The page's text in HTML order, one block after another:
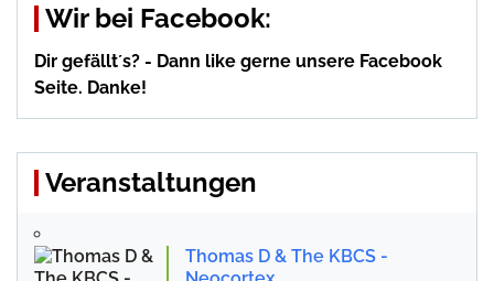
Wir bei Facebook:
Dir gefällt´s? - Dann like gerne unsere Facebook
Seite. Danke!
Veranstaltungen
Thomas D & The KBCS -